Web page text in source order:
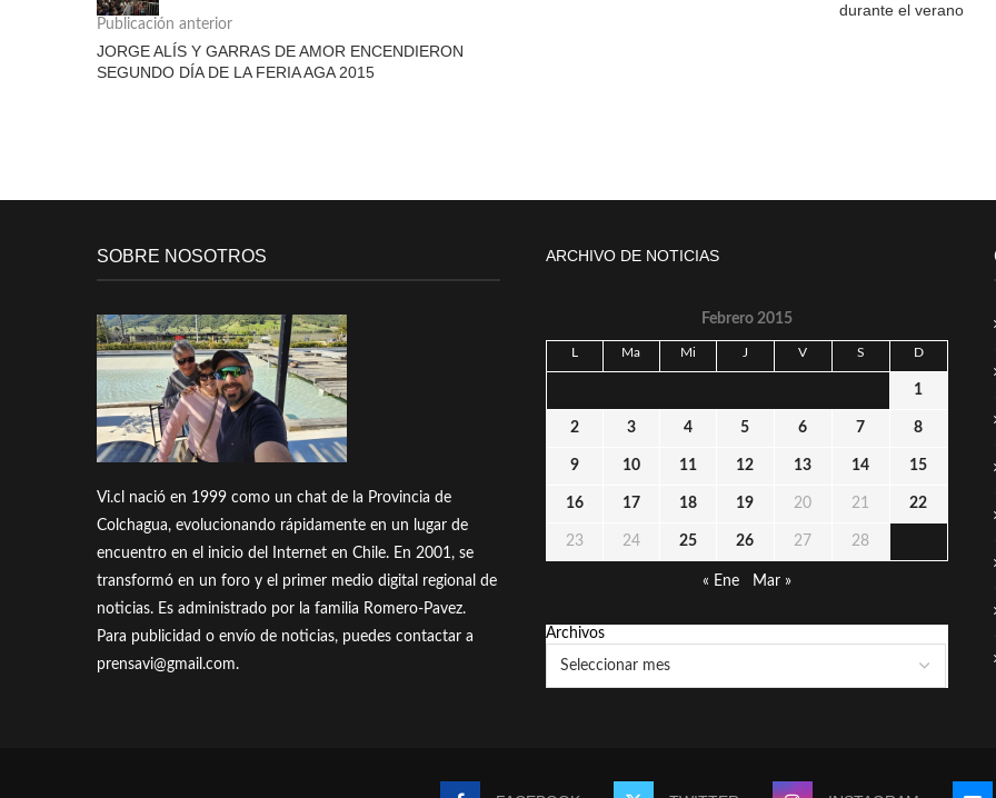
Publicación anterior
JORGE ALÍS Y GARRAS DE AMOR ENCENDIERON
SEGUNDO DÍA DE LA FERIA AGA 2015
durante el verano
SOBRE NOSOTROS
Vi.cl nació en 1999 como un chat de la Provincia de
Colchagua, evolucionando rápidamente en un lugar de
encuentro en el inicio del Internet en Chile. En 2001, se
transformó en un foro y el primer medio digital regional de
noticias. Es administrado por la familia Romero-Pavez.
Para publicidad o envío de noticias, puedes contactar a
prensavi@gmail.com.
ARCHIVO DE NOTICIAS
Febrero 2015
L Ma Mi J V S D
1
2 3 4 5 6 7 8
9 10 11 12 13 14 15
16 17 18 19 20 21 22
23 24 25 26 27 28
« Ene Mar »
Archivos